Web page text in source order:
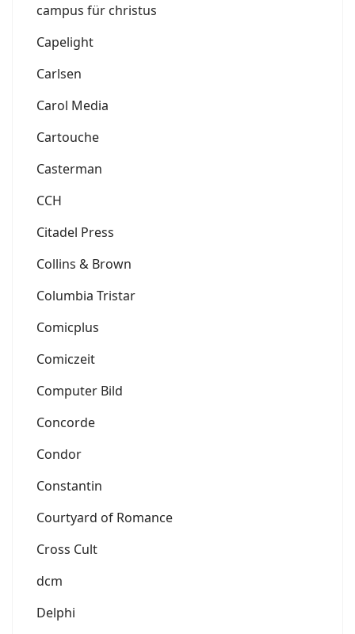
campus für christus
Capelight
Carlsen
Carol Media
Cartouche
Casterman
CCH
Citadel Press
Collins & Brown
Columbia Tristar
Comicplus
Comiczeit
Computer Bild
Concorde
Condor
Constantin
Courtyard of Romance
Cross Cult
dcm
Delphi